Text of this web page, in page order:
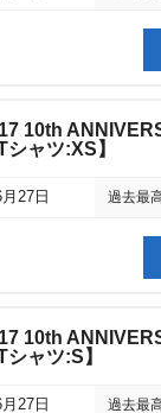
10th
ャツ:XS】
27日 過去最
10th
ャツ:S】
27日 過去最